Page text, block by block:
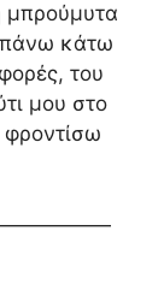
μπρούμυτα
πάνω κάτω
του
μου στο